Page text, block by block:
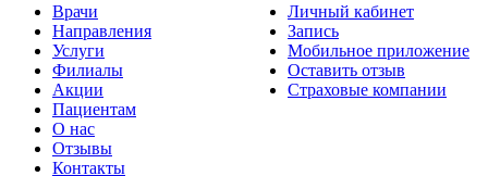
Врачи
Направления
Услуги
Филиалы
Акции
Пациентам
О нас
Отзывы
Контакты
Личный кабинет
Запись
Мобильное приложение
Оставить отзыв
Страховые компании